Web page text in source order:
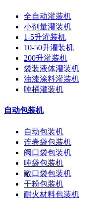
全自动灌装机
小剂量灌装机
1-5升灌装机
10-50升灌装机
200升灌装机
袋装液体灌装机
油漆涂料灌装机
吨桶灌装机
自动包装机
自动包装机
连卷袋包装机
阀口袋包装机
吨袋包装机
敞口袋包装机
干粉包装机
耐火材料包装机